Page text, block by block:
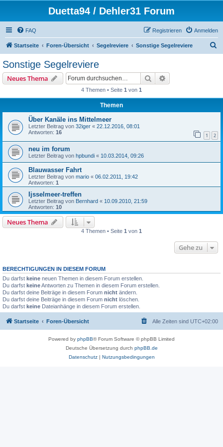
Duetta94 / Dehler31 Forum
FAQ Anmelden
Registrieren
Startseite Foren-Übersicht Segelreviere Sonstige Segelreviere
Sonstige Segelreviere
Neues Thema Suche
4 Themen • Seite 1 von 1
Themen
Über Kanäle ins Mittelmeer
Letzter Beitrag von 32iger « 22.12.2016, 08:01
Antworten: 16 1 2
neu im forum
Letzter Beitrag von hpbundi « 10.03.2014, 09:26
Blauwasser Fahrt
Letzter Beitrag von mario « 06.02.2011, 19:42
Antworten: 1
Ijsselmeer-treffen
Letzter Beitrag von Bernhard « 10.09.2010, 21:59
Antworten: 10
Neues Thema
4 Themen • Seite 1 von 1
Gehe zu
BERECHTIGUNGEN IN DIESEM FORUM
Du darfst keine neuen Themen in diesem Forum erstellen.
Du darfst keineAntworten zu Themen in diesem Forum erstellen.
Du darfst deine Beiträge in diesem Forum nicht ändern.
Du darfst deine Beiträge in diesem Forum nicht löschen.
Du darfst keine Dateianhänge in diesem Forum erstellen.
Startseite Foren-Übersicht Alle Zeiten sind UTC+02:00
Powered by phpBB® Forum Software © phpBB Limited
Deutsche Übersetzung durch phpBB.de
Datenschutz| Nutzungsbedingungen